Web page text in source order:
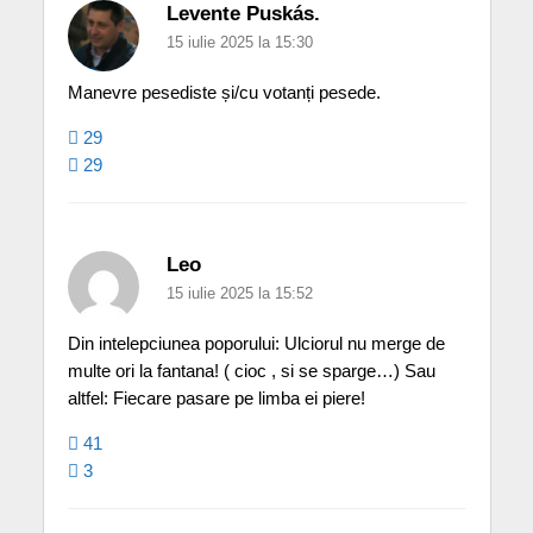
Levente Puskás.
15 iulie 2025 la 15:30
Manevre pesediste și/cu votanți pesede.
29
29
Leo
15 iulie 2025 la 15:52
Din intelepciunea poporului: Ulciorul nu merge de
multe ori la fantana! ( cioc , si se sparge…) Sau
altfel: Fiecare pasare pe limba ei piere!
41
3